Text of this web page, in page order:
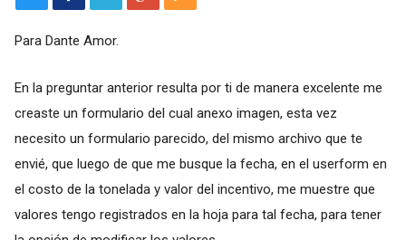
Para Dante Amor.
En la preguntar anterior resulta por ti de manera excelente me
creaste un formulario del cual anexo imagen, esta vez
necesito un formulario parecido, del mismo archivo que te
envié, que luego de que me busque la fecha, en el userform en
el costo de la tonelada y valor del incentivo, me muestre que
valores tengo registrados en la hoja para tal fecha, para tener